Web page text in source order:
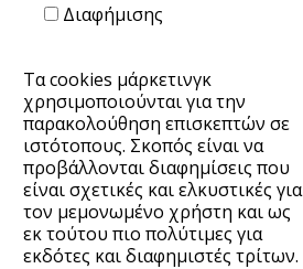
Διαφήμισης
Τα cookies μάρκετινγκ
χρησιμοποιούνται για την
παρακολούθηση επισκεπτών σε
ιστότοπους. Σκοπός είναι να
προβάλλονται διαφημίσεις που
είναι σχετικές και ελκυστικές για
τον μεμονωμένο χρήστη και ως
εκ τούτου πιο πολύτιμες για
εκδότες και διαφημιστές τρίτων.